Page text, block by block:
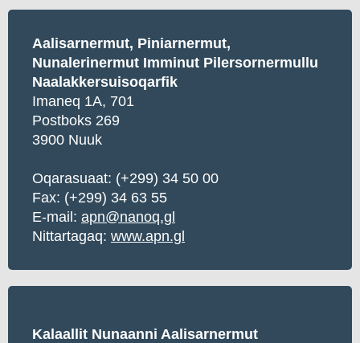
Aalisarnermut, Piniarnermut,
Nunalerinermut Imminut Pilersornermullu
Naalakkersuisoqarfik
Imaneq 1A, 701
Postboks 269
3900 Nuuk
Oqarasuaat: (+299) 34 50 00
Fax: (+299) 34 63 55
E-mail: apn@nanoq.gl
Nittartagaq: www.apn.gl
Kalaallit Nunaanni Aalisarnermut